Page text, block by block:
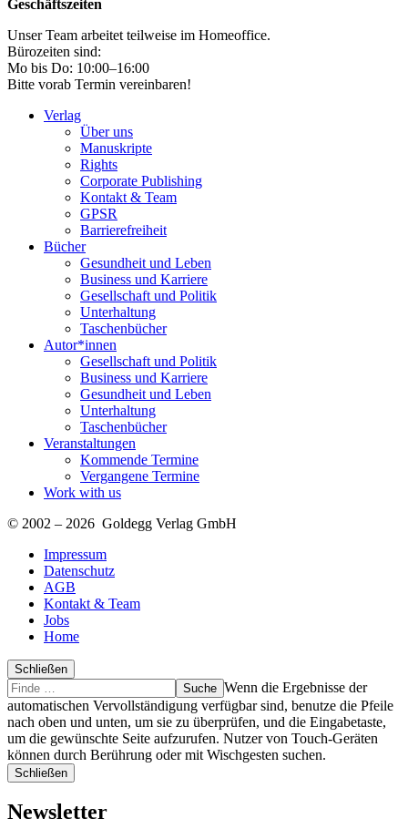
Geschäftszeiten
Unser Team arbeitet teilweise im Homeoffice.
Bürozeiten sind:
Mo bis Do: 10:00–16:00
Bitte vorab Termin vereinbaren!
Verlag
Über uns
Manuskripte
Rights
Corporate Publishing
Kontakt & Team
GPSR
Barrierefreiheit
Bücher
Gesundheit und Leben
Business und Karriere
Gesellschaft und Politik
Unterhaltung
Taschenbücher
Autor*innen
Gesellschaft und Politik
Business und Karriere
Gesundheit und Leben
Unterhaltung
Taschenbücher
Veranstaltungen
Kommende Termine
Vergangene Termine
Work with us
© 2002 – 2026 Goldegg Verlag GmbH
Impressum
Datenschutz
AGB
Kontakt & Team
Jobs
Home
Schließen
Suche
Finde
…
Wenn die Ergebnisse der
automatischen Vervollständigung verfügbar sind, benutze die Pfeile
nach oben und unten, um sie zu überprüfen, und die Eingabetaste,
um die gewünschte Seite aufzurufen. Nutzer von Touch-Geräten
können durch Berührung oder mit Wischgesten suchen.
Schließen
Newsletter